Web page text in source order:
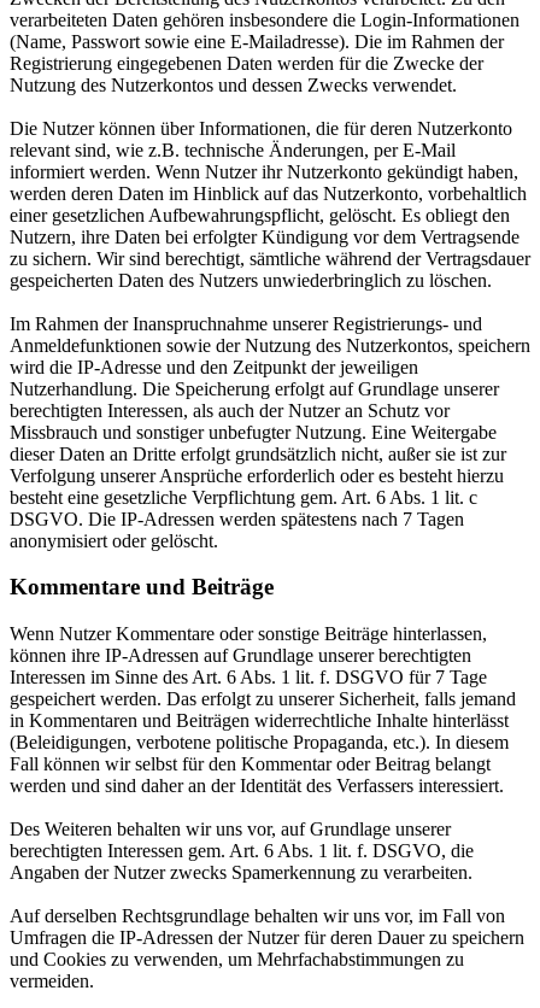
verarbeiteten Daten gehören insbesondere die Login-Informationen
(Name, Passwort sowie eine E-Mailadresse). Die im Rahmen der
Registrierung eingegebenen Daten werden für die Zwecke der
Nutzung des Nutzerkontos und dessen Zwecks verwendet.
Die Nutzer können über Informationen, die für deren Nutzerkonto
relevant sind, wie z.B. technische Änderungen, per E-Mail
informiert werden. Wenn Nutzer ihr Nutzerkonto gekündigt haben,
werden deren Daten im Hinblick auf das Nutzerkonto, vorbehaltlich
einer gesetzlichen Aufbewahrungspflicht, gelöscht. Es obliegt den
Nutzern, ihre Daten bei erfolgter Kündigung vor dem Vertragsende
zu sichern. Wir sind berechtigt, sämtliche während der Vertragsdauer
gespeicherten Daten des Nutzers unwiederbringlich zu löschen.
Im Rahmen der Inanspruchnahme unserer Registrierungs- und
Anmeldefunktionen sowie der Nutzung des Nutzerkontos, speichern
wird die IP-Adresse und den Zeitpunkt der jeweiligen
Nutzerhandlung. Die Speicherung erfolgt auf Grundlage unserer
berechtigten Interessen, als auch der Nutzer an Schutz vor
Missbrauch und sonstiger unbefugter Nutzung. Eine Weitergabe
dieser Daten an Dritte erfolgt grundsätzlich nicht, außer sie ist zur
Verfolgung unserer Ansprüche erforderlich oder es besteht hierzu
besteht eine gesetzliche Verpflichtung gem. Art. 6 Abs. 1 lit. c
DSGVO. Die IP-Adressen werden spätestens nach 7 Tagen
anonymisiert oder gelöscht.
Kommentare und Beiträge
Wenn Nutzer Kommentare oder sonstige Beiträge hinterlassen,
können ihre IP-Adressen auf Grundlage unserer berechtigten
Interessen im Sinne des Art. 6 Abs. 1 lit. f. DSGVO für 7 Tage
gespeichert werden. Das erfolgt zu unserer Sicherheit, falls jemand
in Kommentaren und Beiträgen widerrechtliche Inhalte hinterlässt
(Beleidigungen, verbotene politische Propaganda, etc.). In diesem
Fall können wir selbst für den Kommentar oder Beitrag belangt
werden und sind daher an der Identität des Verfassers interessiert.
Des Weiteren behalten wir uns vor, auf Grundlage unserer
berechtigten Interessen gem. Art. 6 Abs. 1 lit. f. DSGVO, die
Angaben der Nutzer zwecks Spamerkennung zu verarbeiten.
Auf derselben Rechtsgrundlage behalten wir uns vor, im Fall von
Umfragen die IP-Adressen der Nutzer für deren Dauer zu speichern
und Cookies zu verwenden, um Mehrfachabstimmungen zu
vermeiden.